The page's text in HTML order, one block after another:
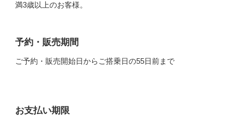
満3歳以上のお客様。
予約・販売期間
ご予約・販売開始日からご搭乗日の55日前まで
お支払い期限